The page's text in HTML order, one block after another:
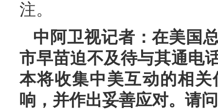
注。
中阿卫视记者：在美国
市早苗迫不及待与其通电
本将收集中美互动的相
响，并作出妥善应对。请